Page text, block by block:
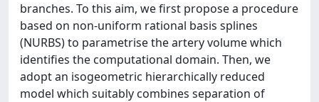
branches. To this aim, we first propose a procedure
based on non-uniform rational basis splines
(NURBS) to parametrise the artery volume which
identifies the computational domain. Then, we
adopt an isogeometric hierarchically reduced
model which suitably combines separation of